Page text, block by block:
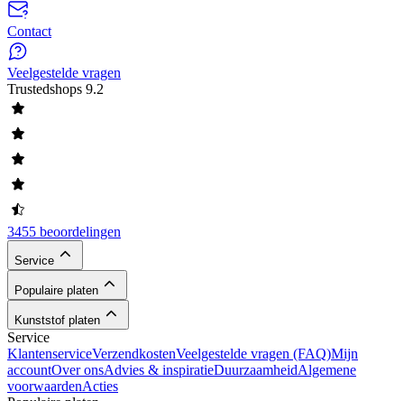
Contact
Veelgestelde vragen
Trustedshops 9.2
3455 beoordelingen
Service
Populaire platen
Kunststof platen
Service
KlantenserviceVerzendkostenVeelgestelde vragen (FAQ)Mijn
accountOver onsAdvies & inspiratieDuurzaamheidAlgemene
voorwaardenActies